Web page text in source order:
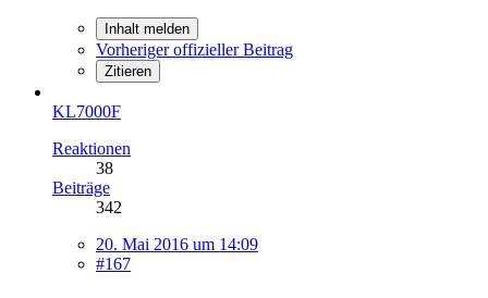
Inhalt melden
Vorheriger offizieller Beitrag
Zitieren
KL7000F
Reaktionen
38
Beiträge
342
20. Mai 2016 um 14:09
#167